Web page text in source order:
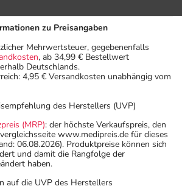
zu Preisangaben
Mehrwertsteuer, gegebenenfalls
, ab 34,99 € Bestellwert
Deutschlands.
4,95 € Versandkosten unabhängig vom
des Herstellers (UVP)
(MRP): der höchste Verkaufspreis, den
www.medipreis.de für dieses
06.08.2026). Produktpreise können sich
und damit die Rangfolge der
haben.
auf die UVP des Herstellers